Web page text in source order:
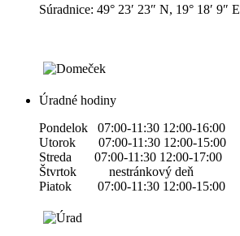
Súradnice: 49° 23′ 23″ N, 19° 18′ 9″ E
Úradné hodiny
Pondelok 07:00-11:30 12:00-16:00
Utorok 07:00-11:30 12:00-15:00
Streda 07:00-11:30 12:00-17:00
Štvrtok nestránkový deň
Piatok 07:00-11:30 12:00-15:00